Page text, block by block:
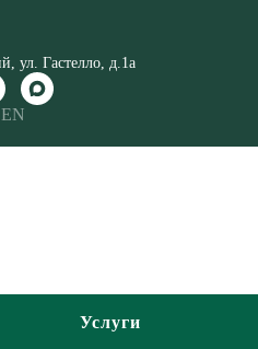
ул. Гастелло, д.1а
EN
Услуги